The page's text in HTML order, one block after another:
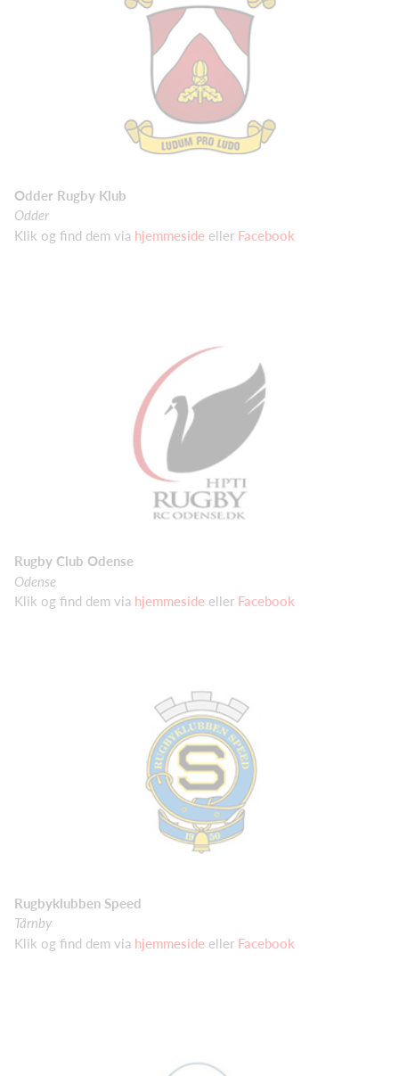
Odder Rugby Klub
Odder
Klik og find dem via hjemmeside eller Facebook
Rugby Club Odense
Odense
Klik og find dem via hjemmeside eller Facebook
Rugbyklubben Speed
Tårnby
Klik og find dem via hjemmeside eller Facebook